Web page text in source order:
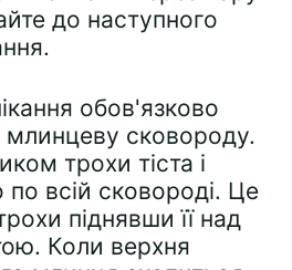
до наступного
обов'язково
млинцеву сковороду.
трохи тіста і
по всій сковороді. Це
піднявши її над
Коли верхня